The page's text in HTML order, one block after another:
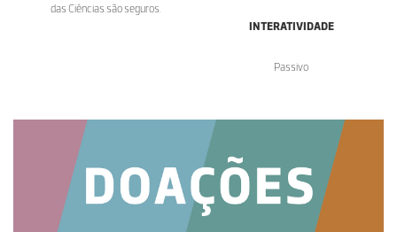
das Ciências são seguros.
INTERATIVIDADE
Passivo